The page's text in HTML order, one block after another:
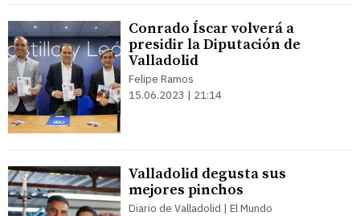
Conrado Íscar volverá a
presidir la Diputación de
Valladolid
Felipe Ramos
15.06.2023 | 21:14
Valladolid degusta sus
mejores pinchos
Diario de Valladolid | El Mundo